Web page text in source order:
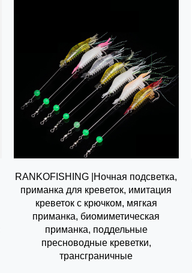
RANKOFISHING |Ночная подсветка,
приманка для креветок, имитация
креветок с крючком, мягкая
приманка, биомиметическая
приманка, поддельные
пресноводные креветки,
трансграничные